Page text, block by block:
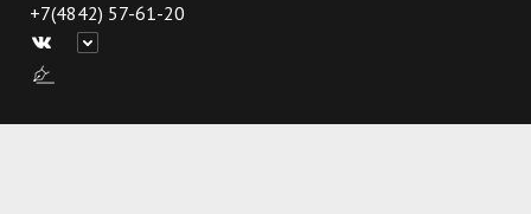
+7(4842) 57-61-20